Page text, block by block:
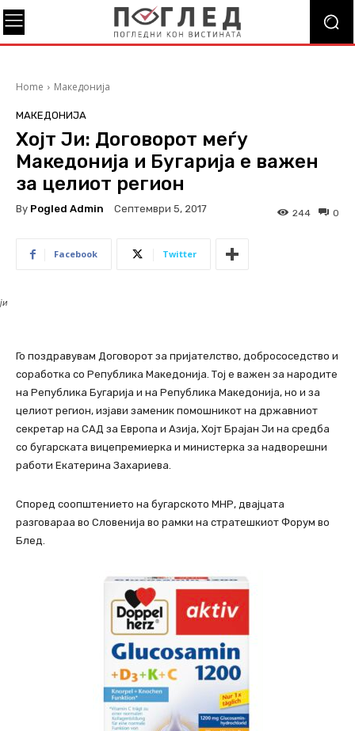
Home Македонија
МАКЕДОНИЈА
Хојт Ји: Договорот меѓу
Македонија и Бугарија е важен
за целиот регион
By Pogled Admin Септември 5, 2017 0
244
Facebook Twitter
ји
Го поздравувам Договорот за пријателство, добрососедство и
соработка со Република Македонија. Тој е важен за народите
на Република Бугарија и на Република Македонија, но и за
целиот регион, изјави заменик помошникот на државниот
секретар на САД за Европа и Азија, Хојт Брајан Ји на средба
со бугарската вицепремиерка и министерка за надворешни
работи Екатерина Захариева.
Според соопштението на бугарското МНР, двајцата
разговараа во Словенија во рамки на стратешкиот Форум во
Блед.